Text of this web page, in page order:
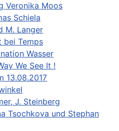
Veronika Moos
Schiela
M. Langer
bei Temps
Wasser
We See It !
13.08.2017
J. Steinberg
Tsochkova und Stephan